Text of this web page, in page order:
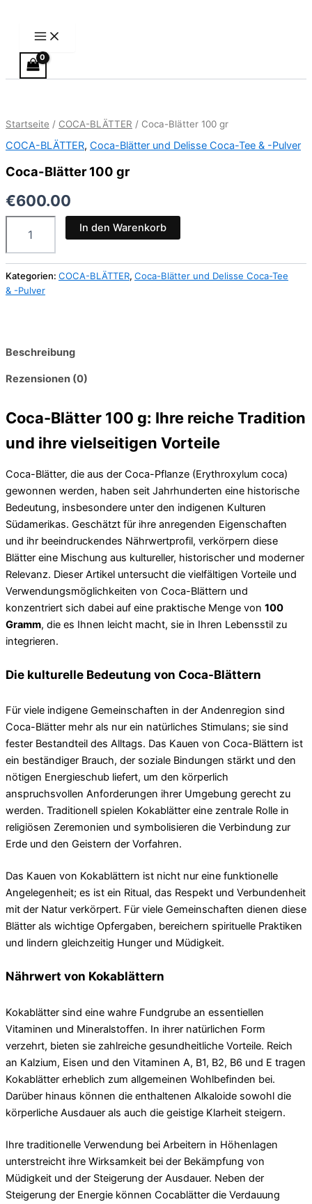
springen
Startseite / COCA-BLÄTTER / Coca-Blätter 100 gr
COCA-BLÄTTER, Coca-Blätter und Delisse Coca-Tee & -Pulver
Coca-Blätter 100 gr
€600.00
gr
Menge
In den Warenkorb
Kategorien: COCA-BLÄTTER, Coca-Blätter und Delisse Coca-Tee
& -Pulver
Beschreibung
Rezensionen (0)
Coca-Blätter 100 g: Ihre reiche Tradition
und ihre vielseitigen Vorteile
Coca-Blätter, die aus der Coca-Pflanze (Erythroxylum coca)
gewonnen werden, haben seit Jahrhunderten eine historische
Bedeutung, insbesondere unter den indigenen Kulturen
Südamerikas. Geschätzt für ihre anregenden Eigenschaften
und ihr beeindruckendes Nährwertprofil, verkörpern diese
Blätter eine Mischung aus kultureller, historischer und moderner
Relevanz. Dieser Artikel untersucht die vielfältigen Vorteile und
Verwendungsmöglichkeiten von Coca-Blättern und
konzentriert sich dabei auf eine praktische Menge von 100
Gramm, die es Ihnen leicht macht, sie in Ihren Lebensstil zu
integrieren.
Die kulturelle Bedeutung von Coca-Blättern
Für viele indigene Gemeinschaften in der Andenregion sind
Coca-Blätter mehr als nur ein natürliches Stimulans; sie sind
fester Bestandteil des Alltags. Das Kauen von Coca-Blättern ist
ein beständiger Brauch, der soziale Bindungen stärkt und den
nötigen Energieschub liefert, um den körperlich
anspruchsvollen Anforderungen ihrer Umgebung gerecht zu
werden. Traditionell spielen Kokablätter eine zentrale Rolle in
religiösen Zeremonien und symbolisieren die Verbindung zur
Erde und den Geistern der Vorfahren.
Das Kauen von Kokablättern ist nicht nur eine funktionelle
Angelegenheit; es ist ein Ritual, das Respekt und Verbundenheit
mit der Natur verkörpert. Für viele Gemeinschaften dienen diese
Blätter als wichtige Opfergaben, bereichern spirituelle Praktiken
und lindern gleichzeitig Hunger und Müdigkeit.
Nährwert von Kokablättern
Kokablätter sind eine wahre Fundgrube an essentiellen
Vitaminen und Mineralstoffen. In ihrer natürlichen Form
verzehrt, bieten sie zahlreiche gesundheitliche Vorteile. Reich
an Kalzium, Eisen und den Vitaminen A, B1, B2, B6 und E tragen
Kokablätter erheblich zum allgemeinen Wohlbefinden bei.
Darüber hinaus können die enthaltenen Alkaloide sowohl die
körperliche Ausdauer als auch die geistige Klarheit steigern.
Ihre traditionelle Verwendung bei Arbeitern in Höhenlagen
unterstreicht ihre Wirksamkeit bei der Bekämpfung von
Müdigkeit und der Steigerung der Ausdauer. Neben der
Steigerung der Energie können Cocablätter die Verdauung